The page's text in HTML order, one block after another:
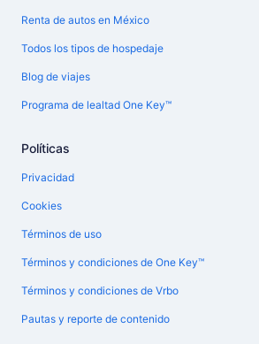
Renta de autos en México
Todos los tipos de hospedaje
Blog de viajes
Programa de lealtad One Key™
Políticas
Privacidad
Cookies
Términos de uso
Términos y condiciones de One Key™
Términos y condiciones de Vrbo
Pautas y reporte de contenido